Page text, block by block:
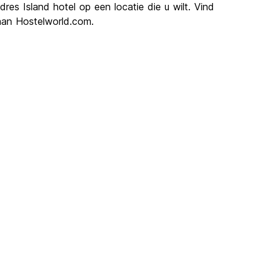
Island hotel op een locatie die u wilt. Vind
Hostelworld.com.